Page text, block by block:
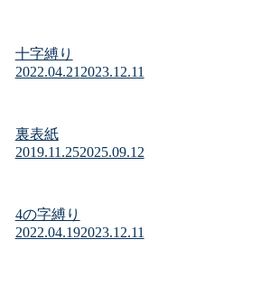
十字縛り
2022.04.21 2023.12.11
裏表紙
2019.11.252025.09.12
4の字縛り
2022.04.192023.12.11